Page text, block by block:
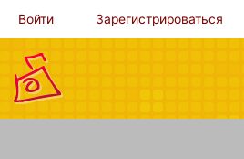
Войти Зарегистрироваться